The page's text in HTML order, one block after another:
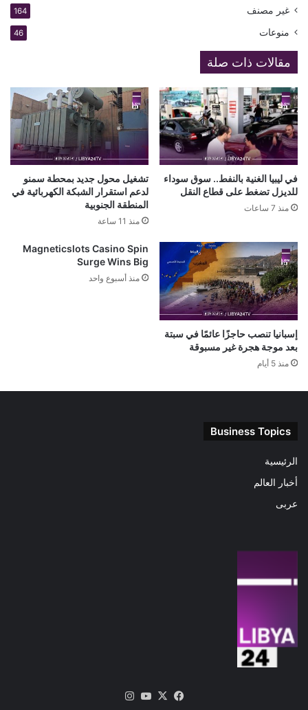
غير مصنف 164
منوعات 46
مقالات ذات صلة
في ليبيا الغنية بالنفط.. سوق سوداء
للديزل تضغط على قطاع النقل
منذ 7 ساعات
تشغيل محول جديد بمحطة سمنو
لدعم استقرار الشبكة الكهربائية في
المنطقة الجنوبية
منذ 11 ساعة
إسبانيا تنصب حاجزًا عائمًا في سبتة
بعد موجة هجرة غير مسبوقة
منذ 5 أيام
Magneticslots Casino Spin
Surge Wins Big
منذ أسبوع واحد
Business Topics
الرئيسية
أخبار العالم
عربى
فيسبوك
‫X
‫YouTube